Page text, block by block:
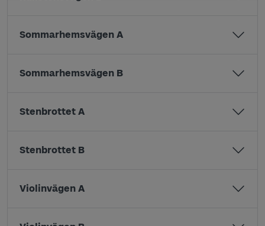
Sommarhemsvägen A
Sommarhemsvägen B
Stenbrottet A
Stenbrottet B
Violinvägen A